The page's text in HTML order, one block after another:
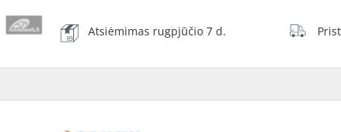
Atsiėmimas rugpjūčio 7 d.